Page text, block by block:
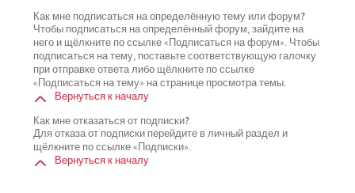
Как мне подписаться на определённую тему или форум?
Чтобы подписаться на определённый форум, зайдите на
него и щёлкните по ссылке «Подписаться на форум». Чтобы
подписаться на тему, поставьте соответствующую галочку
при отправке ответа либо щёлкните по ссылке
«Подписаться на тему» на странице просмотра темы.
Вернуться к началу
Как мне отказаться от подписки?
Для отказа от подписки перейдите в личный раздел и
щёлкните по ссылке «Подписки».
Вернуться к началу